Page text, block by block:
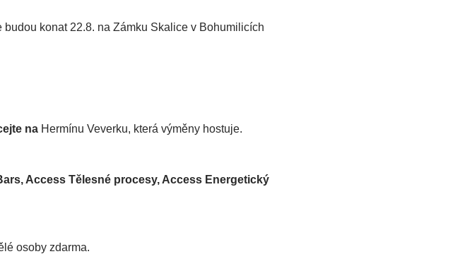
konat 22.8. na Zámku Skalice v Bohumilicích
na Hermínu Veverku, která výměny hostuje.
Access Tělesné procesy, Access Energetický
osoby zdarma.